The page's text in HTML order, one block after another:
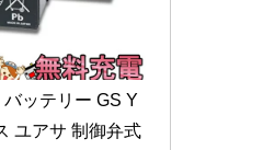
ッテリー GS Y
ユアサ 制御弁式